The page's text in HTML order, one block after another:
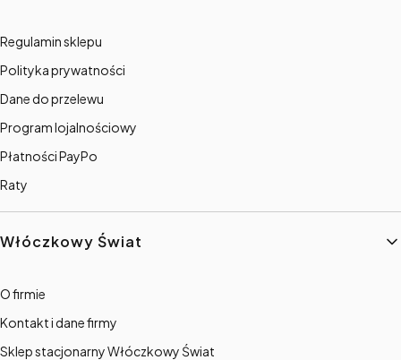
Regulamin sklepu
Polityka prywatności
Dane do przelewu
Program lojalnościowy
Płatności PayPo
Raty
Włóczkowy Świat
O firmie
Kontakt i dane firmy
Sklep stacjonarny Włóczkowy Świat